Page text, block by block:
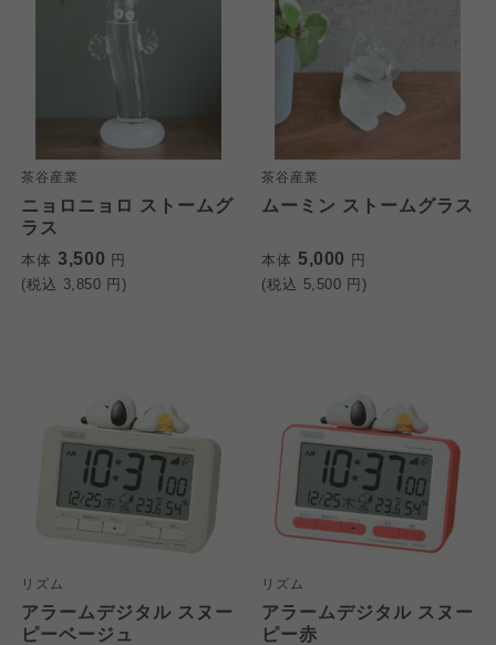
茶谷産業
ニョロニョロ ストームグ
ラス
本体 3,500 円
(税込 3,850 円)
茶谷産業
ムーミン ストームグラス
本体 5,000 円
(税込 5,500 円)
リズム
アラームデジタル スヌー
ピーベージュ
リズム
アラームデジタル スヌー
ピー赤